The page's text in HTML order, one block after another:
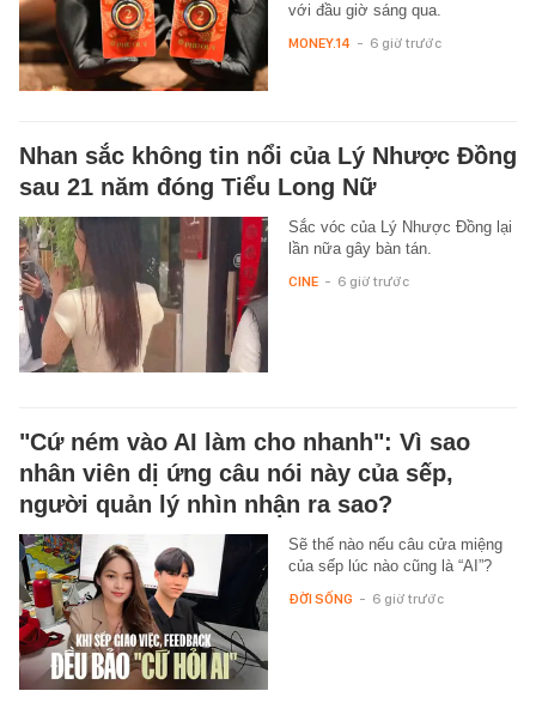
với đầu giờ sáng qua.
MONEY.14 - 6 giờ trước
Nhan sắc không tin nổi của Lý Nhược Đồng
sau 21 năm đóng Tiểu Long Nữ
Sắc vóc của Lý Nhược Đồng lại
lần nữa gây bàn tán.
CINE - 6 giờ trước
"Cứ ném vào AI làm cho nhanh": Vì sao
nhân viên dị ứng câu nói này của sếp,
người quản lý nhìn nhận ra sao?
Sẽ thế nào nếu câu cửa miệng
của sếp lúc nào cũng là “AI”?
ĐỜI SỐNG - 6 giờ trước